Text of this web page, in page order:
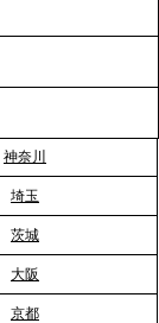
花見オー
ま懇親
る『オフ
神奈川
埼玉
茨城
大阪
京都